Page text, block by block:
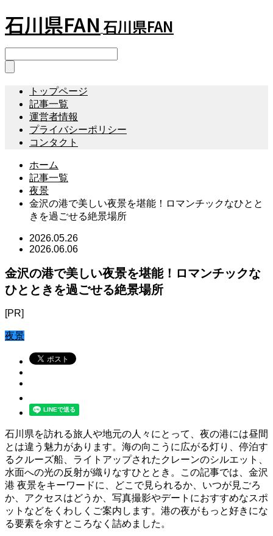
石川県FAN 石川県FAN
トップページ
記事一覧
運営者情報
プライバシーポリシー
コンタクト
ホーム
記事一覧
夜景
金沢の港で美しい夜景を堪能！ロマンチックなひとと
きを過ごせる絶景場所
2026.05.26
2026.06.06
金沢の港で美しい夜景を堪能！ロマンチックな
ひとときを過ごせる絶景場所
[PR]
夜景
石川県を訪れる旅人や地元の人々にとって、夜の港には昼間
とは違う魅力があります。海の向こうに広がる灯り、停泊す
るクルーズ船、ライトアップされたクレーンのシルエット、
水面への光の反射が織りなすひととき。この記事では、金沢
港 夜景をキーワードに、どこで見られるか、いつが見ごろ
か、アクセスはどうか、写真撮影やデートにおすすめなスポ
ットなどをくわしくご案内します。港の夜がもっと好きにな
る要素を余すところなく詰めました。